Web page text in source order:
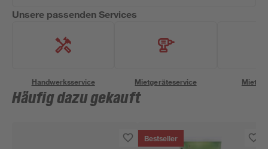
Unsere passenden Services
Handwerksservice Mietgeräteservice
Häufig dazu gekauft
Bestseller